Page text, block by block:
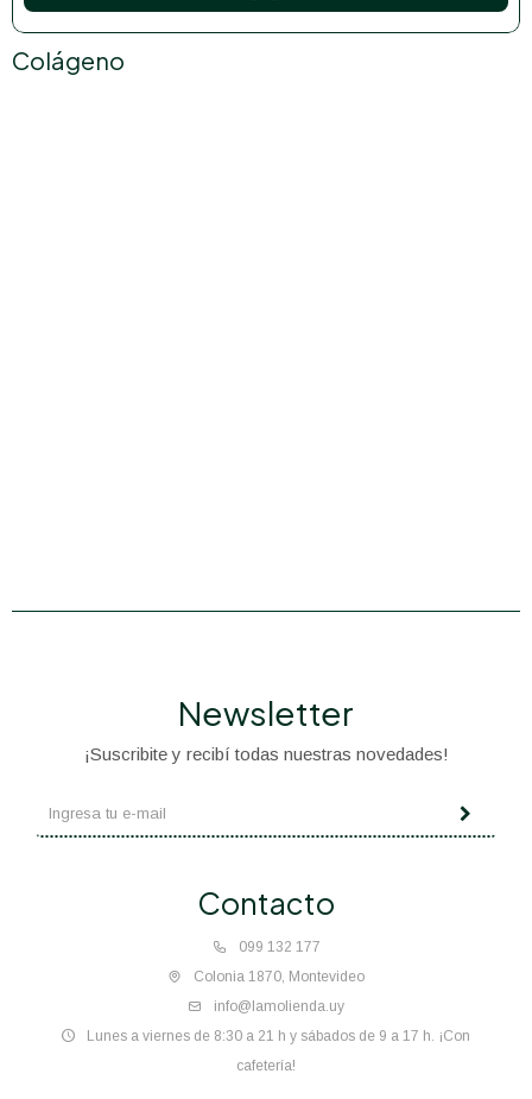
Colágeno
Contacto
099 132 177
Colonia 1870, Montevideo
info@lamolienda.uy
Lunes a viernes de 8:30 a 21 h y sábados de 9 a 17 h. ¡Con
cafetería!
Newsletter
¡Suscribite y recibí todas nuestras novedades!